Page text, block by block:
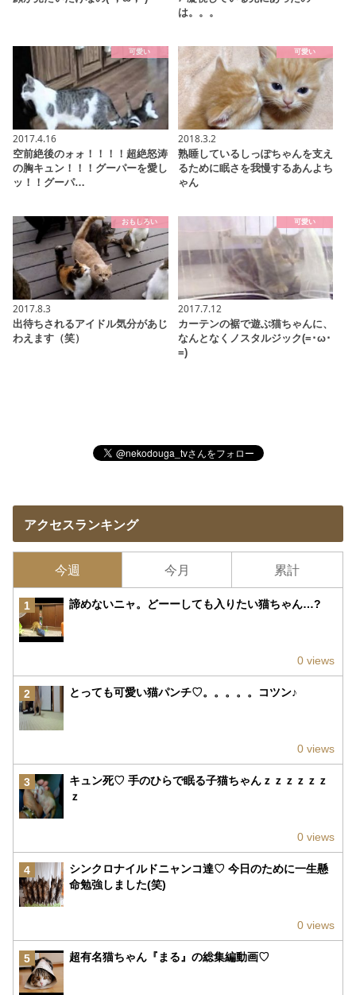
は。。。
可愛い
2017.4.16
空前絶後のォォ！！！！超絶怒涛
の胸キュン！！！グーパーを愛し
ッ！！グーパ…
可愛い
2018.3.2
熟睡しているしっぽちゃんを支え
るために眠さを我慢するあんよち
ゃん
おもしろい
2017.8.3
出待ちされるアイドル気分があじ
わえます（笑）
可愛い
2017.7.12
カーテンの裾で遊ぶ猫ちゃんに、
なんとなくノスタルジック(=･ω･
=)
アクセスランキング
今週 今月 累計
1 諦めないニャ。どーーしても入りたい猫ちゃん…?
0 views
2 とっても可愛い猫パンチ♡。。。。。コツン♪
0 views
3
キュン死♡ 手のひらで眠る子猫ちゃんｚｚｚｚｚｚ
ｚ
0 views
4
シンクロナイルドニャンコ達♡ 今日のために一生懸
命勉強しました(笑)
0 views
5 超有名猫ちゃん『まる』の総集編動画♡